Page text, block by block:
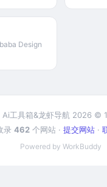
Design
Ai工具箱&龙虾导航 2026 ©
录 462 个网站 · 提交网站 ·
Powered by WorkBuddy